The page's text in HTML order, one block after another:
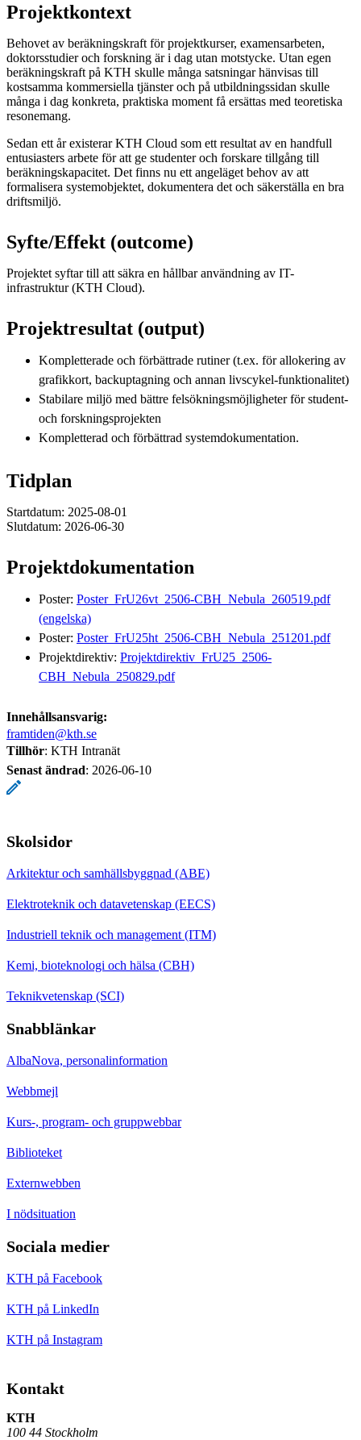
Projektkontext
Behovet av beräkningskraft för projektkurser, examensarbeten,
doktorsstudier och forskning är i dag utan motstycke. Utan egen
beräkningskraft på KTH skulle många satsningar hänvisas till
kostsamma kommersiella tjänster och på utbildningssidan skulle
många i dag konkreta, praktiska moment få ersättas med teoretiska
resonemang.
Sedan ett år existerar KTH Cloud som ett resultat av en handfull
entusiasters arbete för att ge studenter och forskare tillgång till
beräkningskapacitet. Det finns nu ett angeläget behov av att
formalisera systemobjektet, dokumentera det och säkerställa en bra
driftsmiljö.
Syfte/Effekt (outcome)
Projektet syftar till att säkra en hållbar användning av IT-
infrastruktur (KTH Cloud).
Projektresultat (output)
Kompletterade och förbättrade rutiner (t.ex. för allokering av
grafikkort, backuptagning och annan livscykel-funktionalitet)
Stabilare miljö med bättre felsökningsmöjligheter för student-
och forskningsprojekten
Kompletterad och förbättrad systemdokumentation.
Tidplan
Startdatum: 2025-08-01
Slutdatum: 2026-06-30
Projektdokumentation
Poster: Poster_FrU26vt_2506-CBH_Nebula_260519.pdf
(engelska)
Poster: Poster_FrU25ht_2506-CBH_Nebula_251201.pdf
Projektdirektiv: Projektdirektiv_FrU25_2506-
CBH_Nebula_250829.pdf
Innehållsansvarig:
framtiden@kth.se
Tillhör: KTH Intranät
Senast ändrad: 2026-06-10
Skolsidor
Arkitektur och samhällsbyggnad (ABE)
Elektroteknik och datavetenskap (EECS)
Industriell teknik och management (ITM)
Kemi, bioteknologi och hälsa (CBH)
Teknikvetenskap (SCI)
Snabblänkar
AlbaNova, personalinformation
Webbmejl
Kurs-, program- och gruppwebbar
Biblioteket
Externwebben
I nödsituation
Sociala medier
KTH på Facebook
KTH på LinkedIn
KTH på Instagram
Kontakt
KTH
100 44 Stockholm